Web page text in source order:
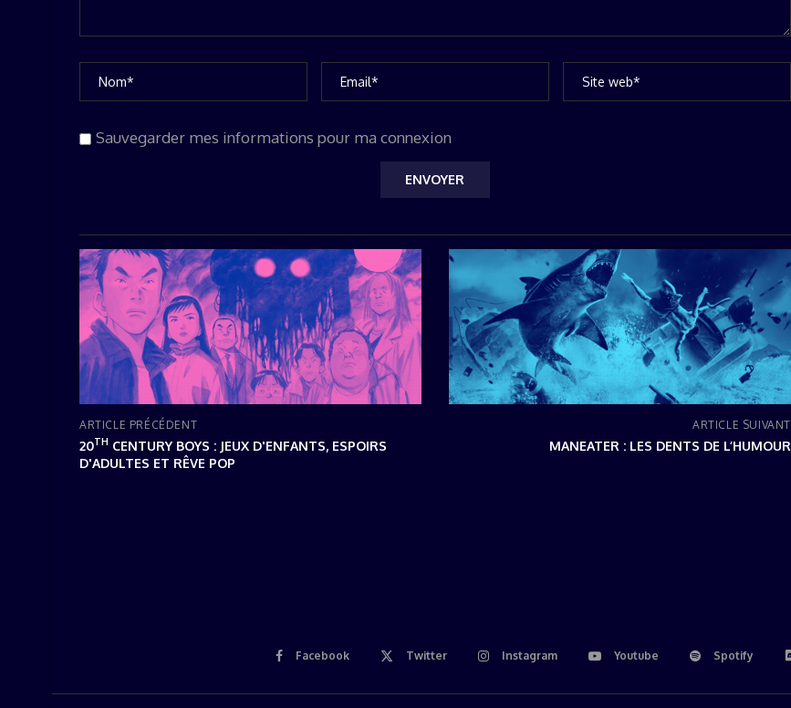
Sauvegarder mes informations pour ma connexion
ARTICLE PRÉCÉDENT
20TH CENTURY BOYS : JEUX D'ENFANTS, ESPOIRS
D'ADULTES ET RÊVE POP
ARTICLE SUIVANT
MANEATER : LES DENTS DE L’HUMOUR
Facebook Twitter Instagram Youtube Spotify